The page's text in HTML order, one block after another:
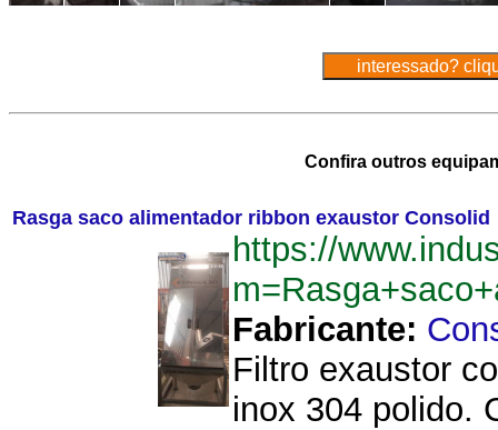
Confira outros
Rasga saco alimentador ribbon exaustor Consolid
https://
Fabricante:
Filtro exaustor
inox 304 polido.